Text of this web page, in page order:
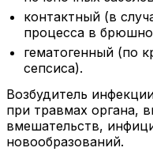
контактный (в
процесса в
гематогенный (по
сепсиса).
Возбудитель
при травмах органа,
вмешательств,
новообразований.